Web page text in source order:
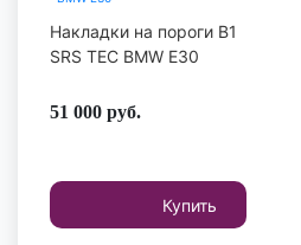
Накладки на пороги B1
SRS TEC BMW E30
51 000 руб.
Купить